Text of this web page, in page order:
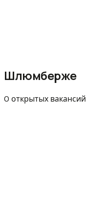
Шлюмберже
0 открытых вакансий